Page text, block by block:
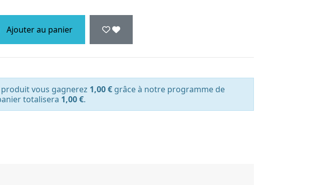
Ajouter au panier
vous gagnerez 1,00 € grâce à notre programme de
totalisera 1,00 €.